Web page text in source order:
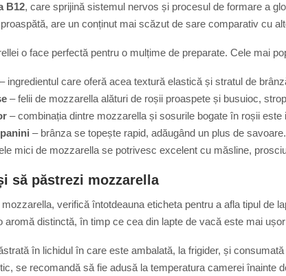
B12, care sprijină sistemul nervos și procesul de formare a
are un conținut mai scăzut de sare comparativ cu
o face perfectă pentru o mulțime de preparate. Cele mai
ingredientul care oferă acea textură elastică și stratul de
– felii de mozzarella alături de roșii proaspete și busuioc,
– combinația dintre mozzarella și sosurile bogate în roșii este
– brânza se topește rapid, adăugând un plus de savoare.
mici de mozzarella se potrivesc excelent cu măsline,
să păstrezi mozzarella
verifică întotdeauna eticheta pentru a afla tipul de
aromă distinctă, în timp ce cea din lapte de vacă este mai
în lichidul în care este ambalată, la frigider, și
se recomandă să fie adusă la temperatura camerei înainte